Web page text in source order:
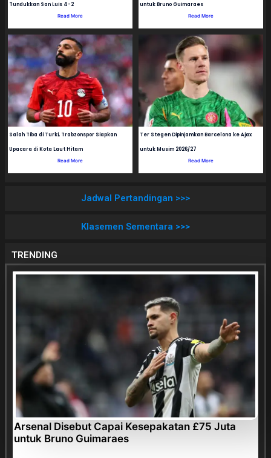
Tundukkan San Luis 4-2
Read More
untuk Bruno Guimaraes
Read More
Salah Tiba di Turki, Trabzonspor Siapkan
Upacara di Kota Laut Hitam
Read More
Ter Stegen Dipinjamkan Barcelona ke Ajax
untuk Musim 2026/27
Read More
Jadwal Pertandingan >>>
Klasemen Sementara >>>
TRENDING
Arsenal Disebut Capai Kesepakatan £75 Juta
untuk Bruno Guimaraes